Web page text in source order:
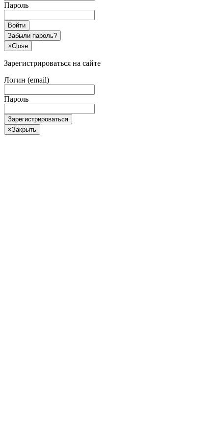
Пароль
Войти
Забыли пароль?
×Close
Зарегистрироваться на сайте
Логин (email)
Пароль
Зарегистрироваться
×Закрыть